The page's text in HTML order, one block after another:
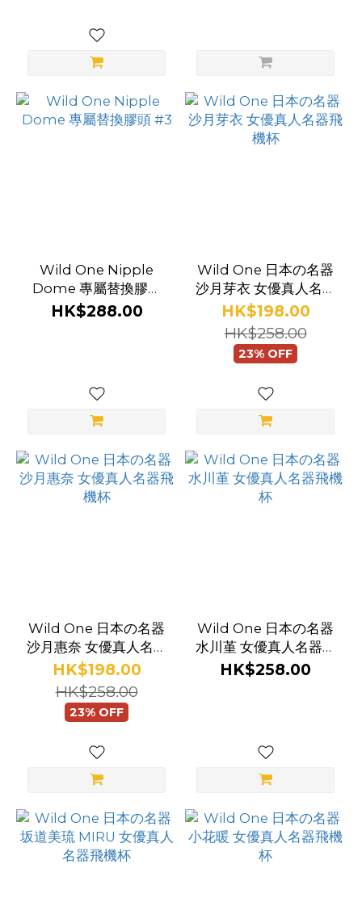
Wild One Nipple
Dome 專屬替換膠頭
#3
HK$288.00
Wild One 日本の名器
沙月芽衣 女優真人名器
飛機杯
HK$198.00
HK$258.00
23% OFF
Wild One 日本の名器
沙月惠奈 女優真人名器
飛機杯
HK$198.00
HK$258.00
23% OFF
Wild One 日本の名器
水川堇 女優真人名器飛
機杯
HK$258.00